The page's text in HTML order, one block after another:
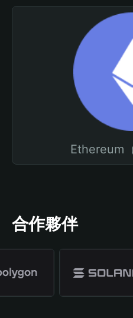
Ethereum
合作夥伴